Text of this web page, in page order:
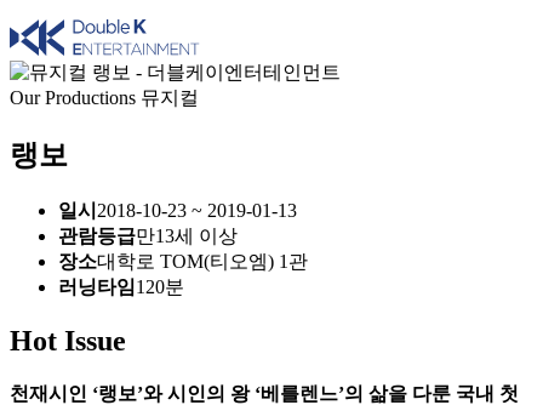
Our Productions 뮤지컬
랭보
일시 2018-10-23 ~ 2019-01-13
관람등급만13세 이상
장소대학로 TOM(티오엠) 1관
러닝타임120분
Hot Issue
천재시인 ‘랭보’와 시인의 왕 ‘베를렌느’의 삶을 다룬 국내 첫